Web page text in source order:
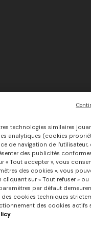
technologies similaires
analytiques (cookies
de navigation de
des publicités
« Tout accepter », vous
des cookies », vous
sur « Tout refuser » ou
par défaut
cookies techniques
des cookies actifs